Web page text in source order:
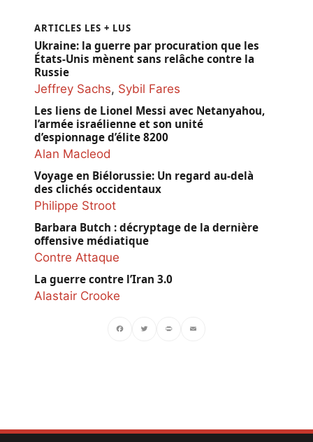
ARTICLES LES + LUS
Ukraine: la guerre par procuration que les
États-Unis mènent sans relâche contre la
Russie
Jeffrey Sachs, Sybil Fares
Les liens de Lionel Messi avec Netanyahou,
l’armée israélienne et son unité
d’espionnage d’élite 8200
Alan Macleod
Voyage en Biélorussie: Un regard au-delà
des clichés occidentaux
Philippe Stroot
Barbara Butch : décryptage de la dernière
offensive médiatique
Contre Attaque
La guerre contre l’Iran 3.0
Alastair Crooke